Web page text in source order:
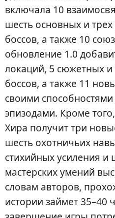
включала 10
шесть основных и
боссов, а также 10
обновление 1.0
локаций, 5 сюжетных
боссов, а также 11
своими
эпизодами. Кроме
Хира получит три
шесть охотничьих
стихийных усиления и
мастерских умений
словам авторов,
истории займет 35–40